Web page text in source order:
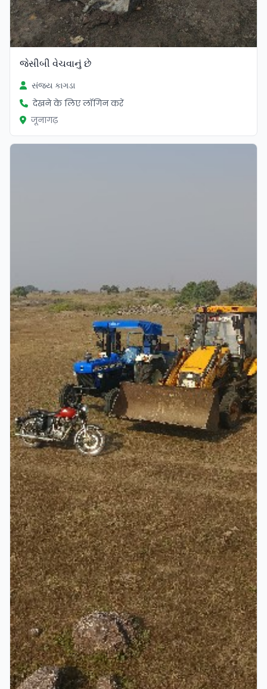
જેસીબી વેચવાનું છે
સંજય કાગડા
देखने के लिए लॉगिन करें
जूनागढ़